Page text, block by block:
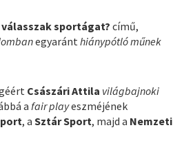
sportágat? című,
egyaránthiánypótló műnek
Császári Attila világbajnoki
afair playeszméjének
, aSztár Sport, majd a Nemzeti